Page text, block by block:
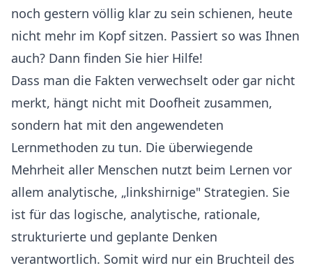
noch gestern völlig klar zu sein schienen, heute
nicht mehr im Kopf sitzen. Passiert so was Ihnen
auch? Dann finden Sie hier Hilfe!
Dass man die Fakten verwechselt oder gar nicht
merkt, hängt nicht mit Doofheit zusammen,
sondern hat mit den angewendeten
Lernmethoden zu tun. Die überwiegende
Mehrheit aller Menschen nutzt beim Lernen vor
allem analytische, „linkshirnige" Strategien. Sie
ist für das logische, analytische, rationale,
strukturierte und geplante Denken
verantwortlich. Somit wird nur ein Bruchteil des